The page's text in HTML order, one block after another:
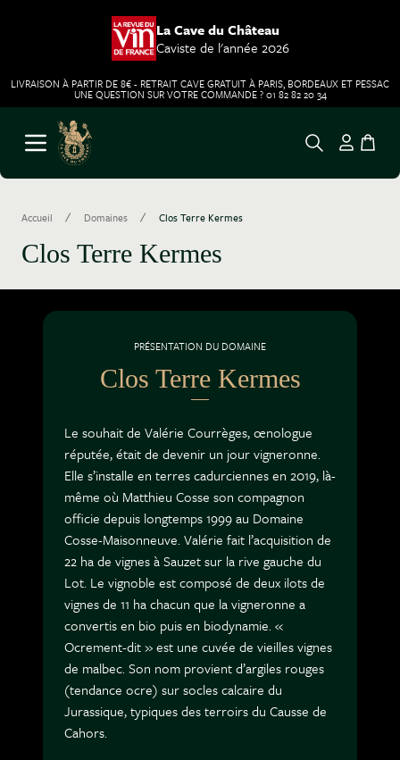
La Cave du Château
Caviste de l'année 2026
LIVRAISON À PARTIR DE 8€ - RETRAIT CAVE GRATUIT À PARIS, BORDEAUX ET PESSAC
UNE QUESTION SUR VOTRE COMMANDE ? 01 82 82 20 34
Aller au contenu
Ouvrir le menu
Accueil / Domaines / Clos Terre Kermes
Clos Terre Kermes
PRÉSENTATION DU DOMAINE
Clos Terre Kermes
Le souhait de Valérie Courrèges, œnologue
réputée, était de devenir un jour vigneronne.
Elle s’installe en terres cadurciennes en 2019, là-
même où Matthieu Cosse son compagnon
officie depuis longtemps 1999 au Domaine
Cosse-Maisonneuve. Valérie fait l’acquisition de
22 ha de vignes à Sauzet sur la rive gauche du
Lot. Le vignoble est composé de deux ilots de
vignes de 11 ha chacun que la vigneronne a
convertis en bio puis en biodynamie. «
Ocrement-dit » est une cuvée de vieilles vignes
de malbec. Son nom provient d’argiles rouges
(tendance ocre) sur socles calcaire du
Jurassique, typiques des terroirs du Causse de
Cahors.